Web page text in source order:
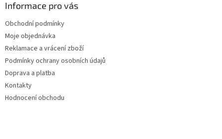
Informace pro vás
Obchodní podmínky
Moje objednávka
Reklamace a vrácení zboží
Podmínky ochrany osobních údajů
Doprava a platba
Kontakty
Hodnocení obchodu